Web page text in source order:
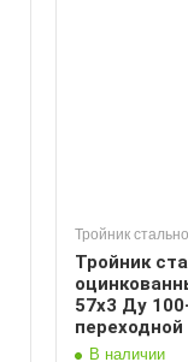
Тройник
Тройник
57х3 Ду
переходной
В наличии